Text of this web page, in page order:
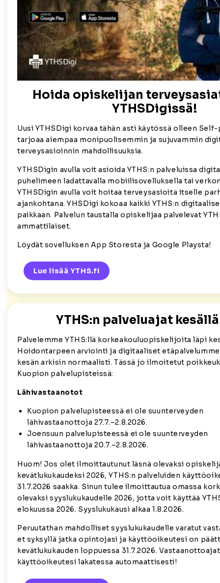
Hoida opiskelijan
YTHSDigissä!
Uusi YTHSDigi korvaa tähän asti käytössä olleen Self-
tarjoaa aiempaa monipuolisemmin ja sujuvammin
terveysasioinnin mahdollisuuksia.
YTHSDigin avulla voit asioida YTHS:n palveluissa
puhelimeen ladattavalla mobiilisovelluksella tai
YTHSDigin avulla voit hoitaa terveysasioita itselle
ajankohtana. YHSDigi kokoaa kaikki YTHS:n
paikkaan. Palvelun taustalla opiskelijaa palvelevat
ammattilaiset.
Löydät sovelluksen App Storesta ja Google Playsta!
Lue lisää YTHS.fi
YTHS:n palveluajat
Palvelemme YTHS:llä korkeakouluopiskelijoita läpi
Hoidontarpeen arviointi ja digitaaliset
kesän arkisin normaalisti. Tässä jo ilmoitetut
Kuopion palvelupisteissä:
Lähivastaanotot
Kuopion palvelupisteessä ei ole suunterveyden
lähivastaanottoja 27.7.–2.8.2026.
Joensuun palvelupisteessä ei ole suunterveyden
lähivastaanottoja 20.7.–2.8.2026.
Huom! Jos olet ilmoittautunut läsnä olevaksi
kevätlukukaudeksi 2026, YTHS:n palveluiden
31.7.2026 saakka. Sinun tulee ilmoittautua omassa
olevaksi syyslukukaudelle 2026, jotta voit käyttää
elokuussa 2026. Syyslukukausi alkaa 1.8.2026.
Peruutathan mahdolliset syyslukukaudelle varatut
et syksyllä jatka opintojasi ja käyttöoikeutesi on
kevätlukukauden loppuessa 31.7.2026.
käyttöoikeutesi lakatessa automaattisesti!